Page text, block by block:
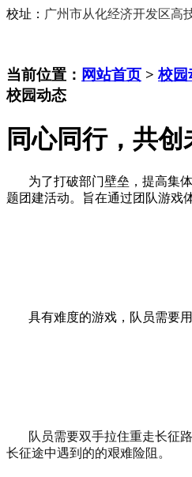
校址： 广州市从化经济开发区高
当前位置： 网站首页 >校园
校园动态
同心同行，共
为了打破部门壁垒，提高集体
题团建活动。旨在通过团队游戏
具有难度的游戏，队员需要用
队员需要双手拉住重走长征路
长征途中遇到的的艰难险阻。